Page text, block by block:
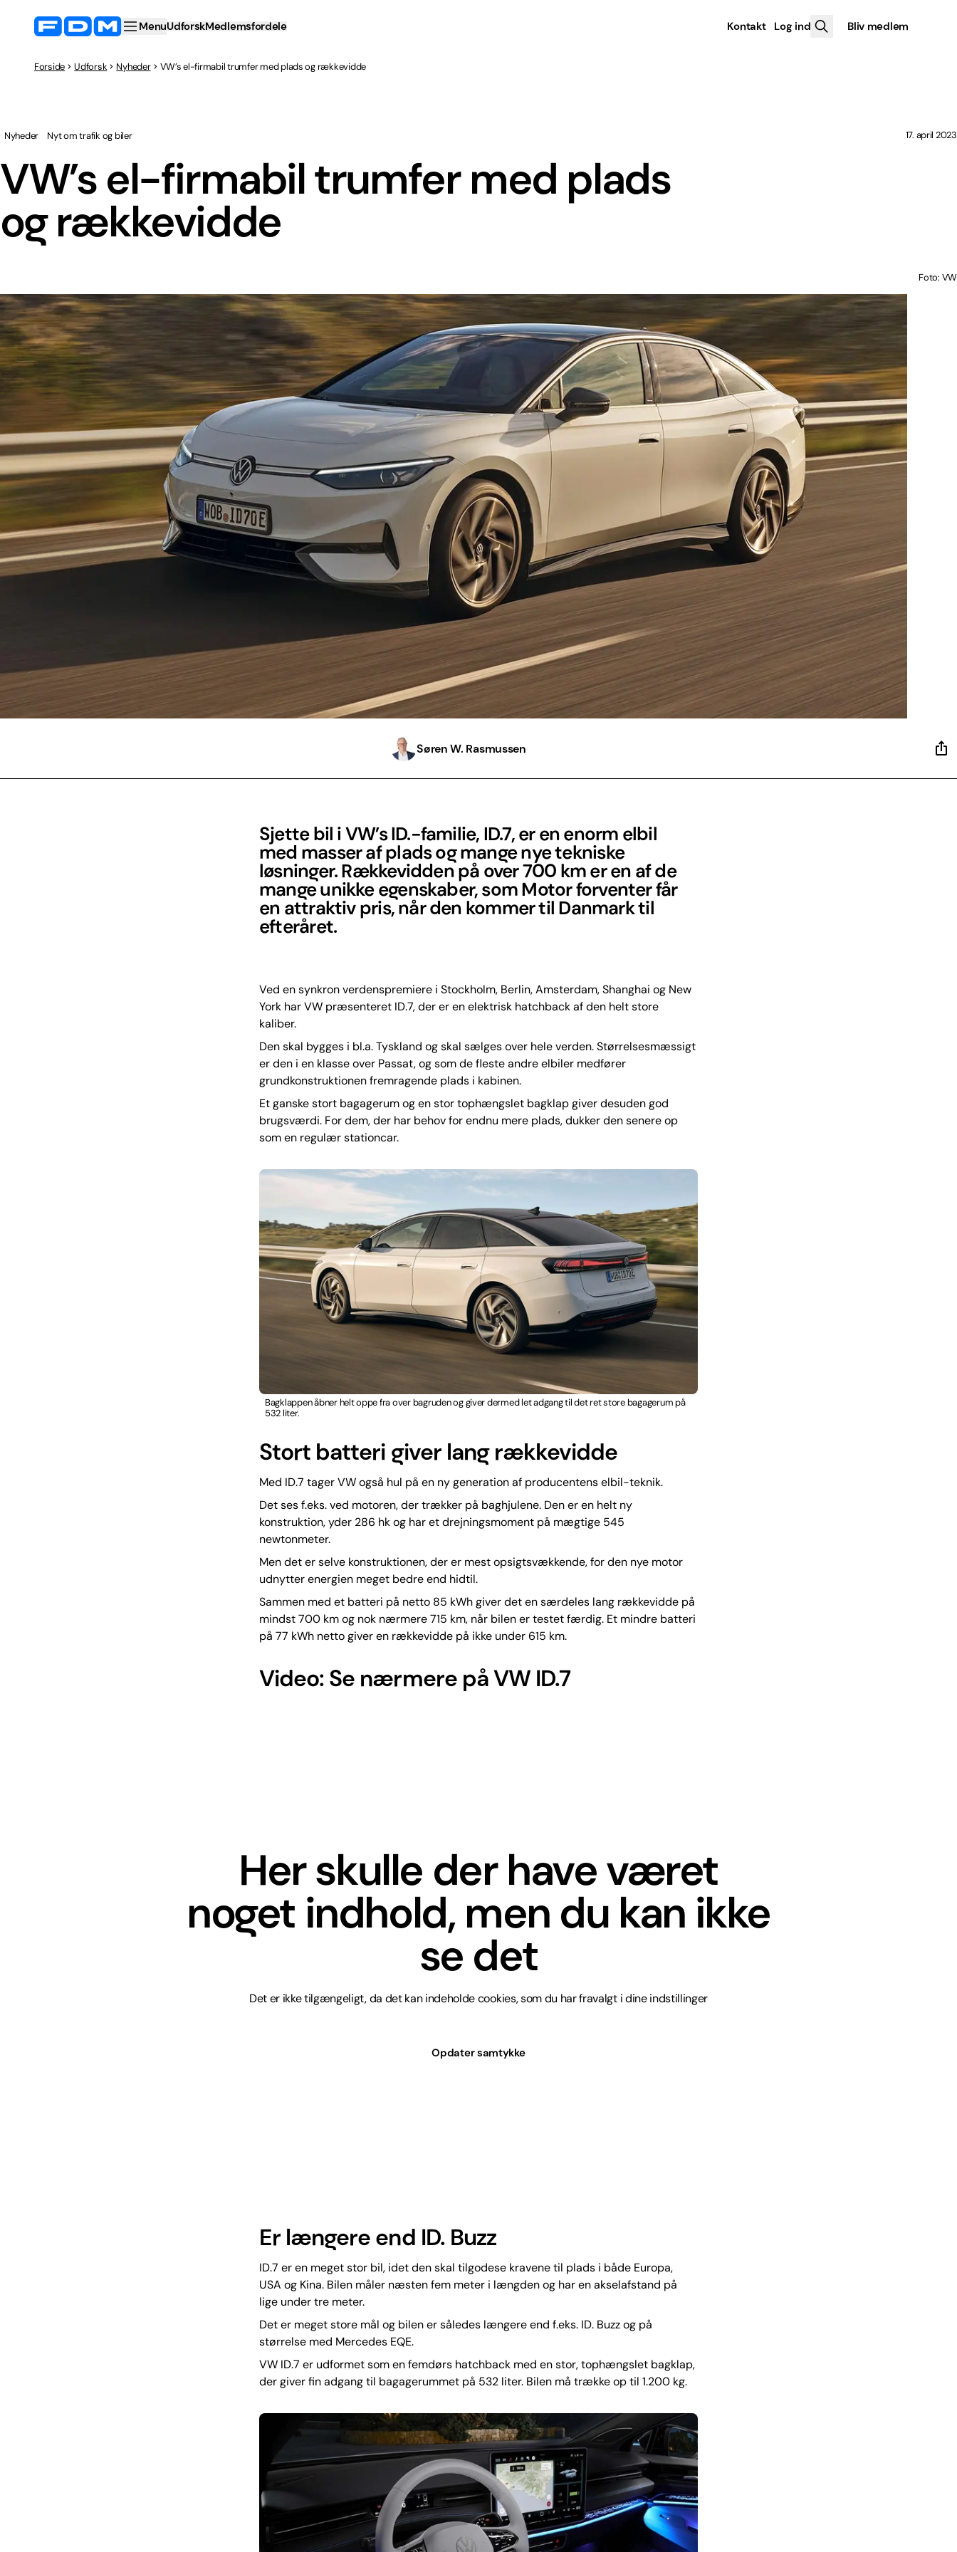
MenuUdforskMedlemsfordele Kontakt Log ind Bliv medlem
Forside Udforsk Nyheder VW’s el-firmabil trumfer med plads og rækkevidde
VW’s el-firmabil trumfer med plads
og rækkevidde
Nyheder Nyt om trafik og biler 17. april 2023
Foto: VW
Søren W. Rasmussen
Sjette bil i VW’s ID.-familie, ID.7, er en enorm elbil
med masser af plads og mange nye tekniske
løsninger. Rækkevidden på over 700 km er en af de
mange unikke egenskaber, som Motor forventer får
en attraktiv pris, når den kommer til Danmark til
efteråret.
Ved en synkron verdenspremiere i Stockholm, Berlin, Amsterdam, Shanghai og New
York har VW præsenteret ID.7, der er en elektrisk hatchback af den helt store
kaliber.
Den skal bygges i bl.a. Tyskland og skal sælges over hele verden. Størrelsesmæssigt
er den i en klasse over Passat, og som de fleste andre elbiler medfører
grundkonstruktionen fremragende plads i kabinen.
Et ganske stort bagagerum og en stor tophængslet bagklap giver desuden god
brugsværdi. For dem, der har behov for endnu mere plads, dukker den senere op
som en regulær stationcar.
Bagklappen åbner helt oppe fra over bagruden og giver dermed let adgang til det ret store bagagerum på
532 liter.
Stort batteri giver lang rækkevidde
Med ID.7 tager VW også hul på en ny generation af producentens elbil-teknik.
Det ses f.eks. ved motoren, der trækker på baghjulene. Den er en helt ny
konstruktion, yder 286 hk og har et drejningsmoment på mægtige 545
newtonmeter.
Men det er selve konstruktionen, der er mest opsigtsvækkende, for den nye motor
udnytter energien meget bedre end hidtil.
Sammen med et batteri på netto 85 kWh giver det en særdeles lang rækkevidde på
mindst 700 km og nok nærmere 715 km, når bilen er testet færdig. Et mindre batteri
på 77 kWh netto giver en rækkevidde på ikke under 615 km.
Video: Se nærmere på VW ID.7
Her skulle der have været
noget indhold, men du kan ikke
se det
Det er ikke tilgængeligt, da det kan indeholde cookies, som du har fravalgt i dine indstillinger
Opdater samtykke
Er længere end ID. Buzz
ID.7 er en meget stor bil, idet den skal tilgodese kravene til plads i både Europa,
USA og Kina. Bilen måler næsten fem meter i længden og har en akselafstand på
lige under tre meter.
Det er meget store mål og bilen er således længere end f.eks. ID. Buzz og på
størrelse med Mercedes EQE.
VW ID.7 er udformet som en femdørs hatchback med en stor, tophængslet bagklap,
der giver fin adgang til bagagerummet på 532 liter. Bilen må trække op til 1.200 kg.